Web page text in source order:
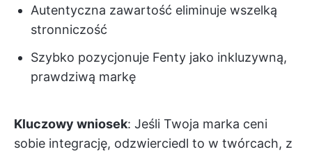
Autentyczna zawartość eliminuje wszelką
stronniczość
Szybko pozycjonuje Fenty jako inkluzywną,
prawdziwą markę
Kluczowy wniosek: Jeśli Twoja marka ceni
sobie integrację, odzwierciedl to w twórcach, z